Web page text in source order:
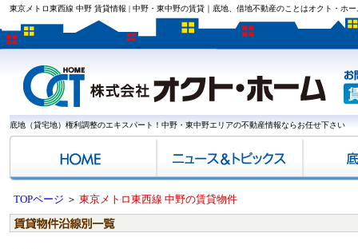
東京メトロ東西線 中野 賃貸情報 | 中野・東中野の賃貸｜底地、借地不動産のことはオクト・ホー
底地（貸宅地）権利調整のエキスパート！中野・東中野エリアの不動産情報ならお任せ下さい
TOPページ ＞ 東京メトロ東西線 中野の賃貸物件